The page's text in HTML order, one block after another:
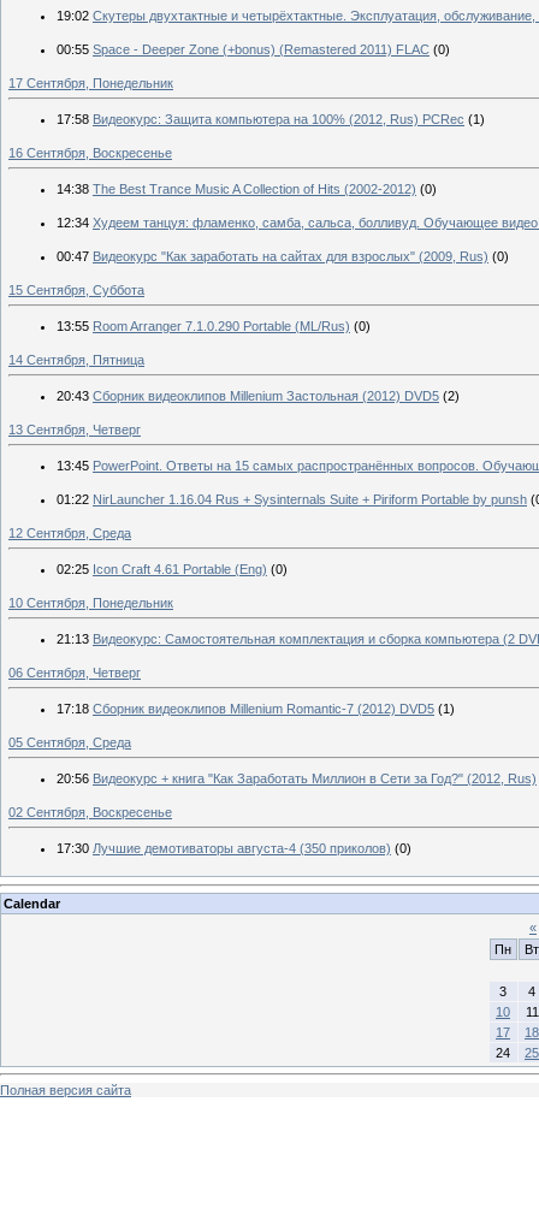
19:02 Скутеры двухтактные и четырёхтактные. Эксплуатация,
00:55 Space - Deeper Zone (+bonus) (Remastered 2011) FLAC (0)
17 Сентября, Понедельник
17:58 Видеокурс: Защита компьютера на 100% (2012, Rus) PCRec (1)
16 Сентября, Воскресенье
14:38 The Best Trance Music A Сollection of Hits (2002-2012) (0)
12:34 Худеем танцуя: фламенко, самба, сальса, болливуд. Обучающее
00:47 Видеокурс "Как заработать на сайтах для взрослых" (2009, Rus) (0)
15 Сентября, Суббота
13:55 Room Arranger 7.1.0.290 Portable (ML/Rus) (0)
14 Сентября, Пятница
20:43 Сборник видеоклипов Millenium Застольная (2012) DVD5 (2)
13 Сентября, Четверг
13:45 PowerPoint. Ответы на 15 самых распространённых вопросов.
01:22 NirLauncher 1.16.04 Rus + Sysinternals Suite + Piriform Portable by punsh
12 Сентября, Среда
02:25 Icon Craft 4.61 Portable (Eng) (0)
10 Сентября, Понедельник
21:13 Видеокурс: Самостоятельная комплектация и сборка компьютера (2
06 Сентября, Четверг
17:18 Сборник видеоклипов Millenium Romantic-7 (2012) DVD5 (1)
05 Сентября, Среда
20:56 Видеокурс + книга "Как Заработать Миллион в Сети за Год?" (2012, Rus)
02 Сентября, Воскресенье
17:30 Лучшие демотиваторы августа-4 (350 приколов) (0)
Calendar
«
Пн
Вт
3
4
10
11
17
18
24
25
Полная версия сайта